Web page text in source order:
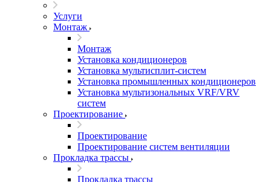
Услуги
Монтаж
Монтаж
Установка кондиционеров
Установка мультисплит-систем
Установка промышленных кондиционеров
Установка мультизональных VRF/VRV
систем
Проектирование
Проектирование
Проектирование систем вентиляции
Прокладка трассы
Прокладка трассы